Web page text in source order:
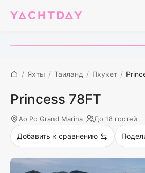
/ Яхты / Таиланд / Пхукет /
Princess 78FT
Ao Po Grand Marina До 18 гостей
Добавить к сравнению